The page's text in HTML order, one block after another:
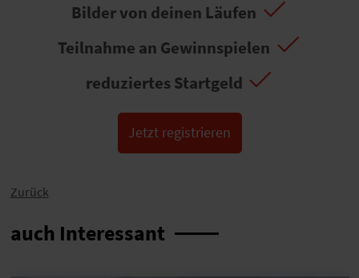
Bilder von deinen Läufen
Teilnahme an Gewinnspielen
reduziertes Startgeld
Jetzt registrieren
Zurück
auch Interessant